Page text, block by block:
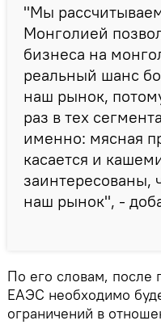
"Мы
Монголией
бизнеса на
реальный шанс
наш рынок,
раз в тех
именно: мясная
касается и
заинтересованы,
наш рынок", -
По его словам, после
ЕАЭС необходимо
ограничений в